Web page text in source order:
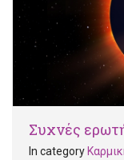
Συχνές
In category